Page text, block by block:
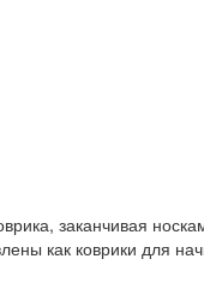
заканчивая
как коврики